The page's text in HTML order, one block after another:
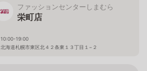
ファッションセンターしまむら
栄町店
10:00-19:00
北海道札幌市東区北４２条東１３丁目１−２